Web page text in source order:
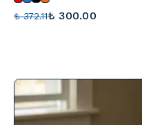
₺ 372.11₺ 300.00